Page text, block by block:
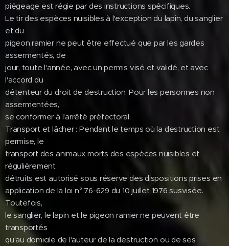
piégeage est régie par des instructions spécifiques.
Le tir des espèces nuisibles à l'exception du lapin, du sanglier
et du
pigeon ramier ne peut être effectué que par les gardes
assermentés, de
jour, toute l'année, avec un permis visé et validé, et avec
l'accord du
détenteur du droit de destruction. Pour les personnes non
assermentées,
se conformer à l'arrêté préfectoral.
Transport et lâcher : Pendant le temps où la destruction est
permise, le
transport des animaux morts des espèces nuisibles et
régulièrement
détruits est autorisé sous réserve des dispositions prises en
application de la loi n° 76-629 du 10 juillet 1976 susvisée.
Toutefois,
le sanglier, le lapin et le pigeon ramier ne peuvent être
transportés
qu'au domicile de l'auteur de la destruction ou de ses